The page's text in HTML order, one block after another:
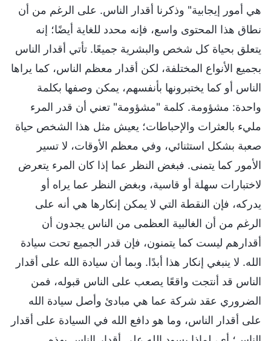
هي أمور إيجابية" وذكرنا أقدار الناس. على الرغم من أن
نطاق هذا المحتوى واسع، فإنه محدد للغاية أيضًا؛ إنه
يتعلق بحياة كل شخص والبشرية جميعًا. تأتي أقدار الناس
بجميع الأنواع المختلفة، لكن أقدار معظم الناس، كما يراها
الناس أو كما يختبرونها بأنفسهم، يمكن وصفها بكلمة
واحدة: مشؤومة. كلمة "مشؤومة" تعني أن قدر المرء
مليء بالعثرات والإحباطات؛ يعيش مثل هذا الشخص حياة
صعبة بشكل استثنائي، وفي معظم الأوقات، لا تسير
الأمور كما يتمنى. فبغض النظر عما إذا كان المرء يتعرض
لاختبارات سهلة أو قاسية، وبغض النظر عما يراه أو
يدركه، فإن النقطة التي لا يمكن إنكارها هي أنه على
الرغم من أن الغالبية العظمى من الناس يجدون أن
أقدارهم ليست كما يتمنون، فإن قدر الجميع تحت سيادة
الله. لا ينبغي إنكار هذا أبدًا. وبما أن سيادة الله على أقدار
الناس قد أنتجت واقعًا يصعب على الناس قبوله، فمن
الضروري عقد شركة عما هي مبادئ وأصل سيادة الله
على أقدار الناس، وما هو دافع الله في السيادة على أقدار